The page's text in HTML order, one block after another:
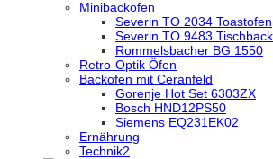
Minibackofen
Severin TO 2034 Toastofen
Severin TO 9483
Rommelsbacher BG 1550
Retro-Optik Öfen
Backofen mit Ceranfeld
Gorenje Hot Set 6303ZX
Bosch HND12PS50
Siemens EQ231EK02
Ernährung
Technik2